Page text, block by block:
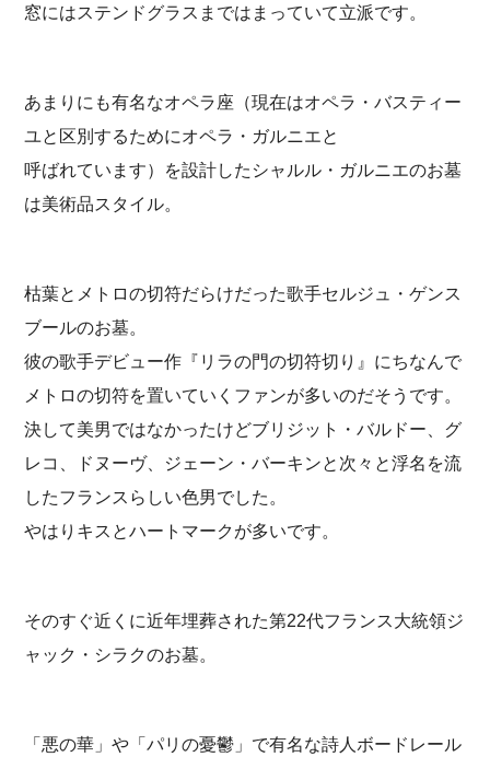
窓にはステンドグラスまではまっていて立派です。
あまりにも有名なオペラ座（現在はオペラ・バスティー
ユと区別するためにオペラ・ガルニエと
呼ばれています）を設計したシャルル・ガルニエのお墓
は美術品スタイル。
枯葉とメトロの切符だらけだった歌手セルジュ・ゲンス
ブールのお墓。
彼の歌手デビュー作『リラの門の切符切り』にちなんで
メトロの切符を置いていくファンが多いのだそうです。
決して美男ではなかったけどブリジット・バルドー、グ
レコ、ドヌーヴ、ジェーン・バーキンと次々と浮名を流
したフランスらしい色男でした。
やはりキスとハートマークが多いです。
そのすぐ近くに近年埋葬された第22代フランス大統領ジ
ャック・シラクのお墓。
「悪の華」や「パリの憂鬱」で有名な詩人ボードレール